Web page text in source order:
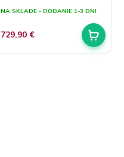
t
v
hodnotenie
5,0
5
NA SKLADE - DODANIE 1-3 DNI
729,90 €